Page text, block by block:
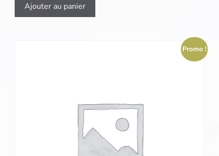
Ajouter au panier
Promo !